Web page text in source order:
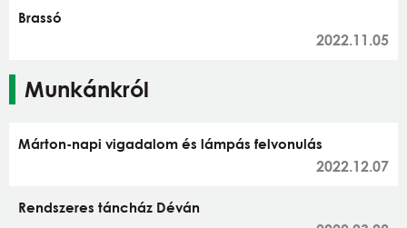
Brassó
2022.11.05
Munkánkról
Márton-napi vigadalom és lámpás felvonulás
2022.12.07
Rendszeres táncház Déván